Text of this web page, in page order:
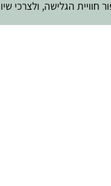
חוויית הגלישה, ולצרכי